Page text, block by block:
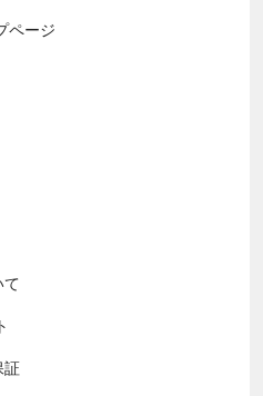
ページ
て
証